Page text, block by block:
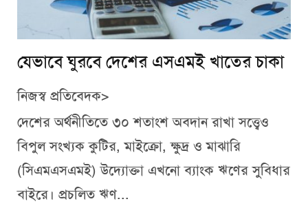
যেভাবে ঘুরবে দেশের এসএমই খাতের চাকা
নিজস্ব প্রতিবেদক>
দেশের অর্থনীতিতে ৩০ শতাংশ অবদান রাখা সত্ত্বেও
বিপুল সংখ্যক কুটির, মাইক্রো, ক্ষুদ্র ও মাঝারি
(সিএমএসএমই) উদ্যোক্তা এখনো ব্যাংক ঋণের সুবিধার
বাইরে। প্রচলিত ঋণ...